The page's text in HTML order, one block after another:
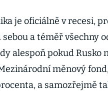
je oficiálně v recesi,
a téměř všechny
alespoň pokud
měnový
a samozřejmě